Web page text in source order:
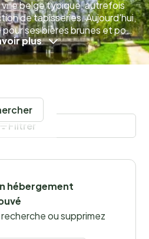
belge typique, autrefois
de tapisseries. Aujourd'hui,
ses bières brunes et pour
Flandres. Vous y trouverez
possibilités de shopping
naturels à proximité.
En savoir plus
plus
Filtrer
hébergement
ou supprimez